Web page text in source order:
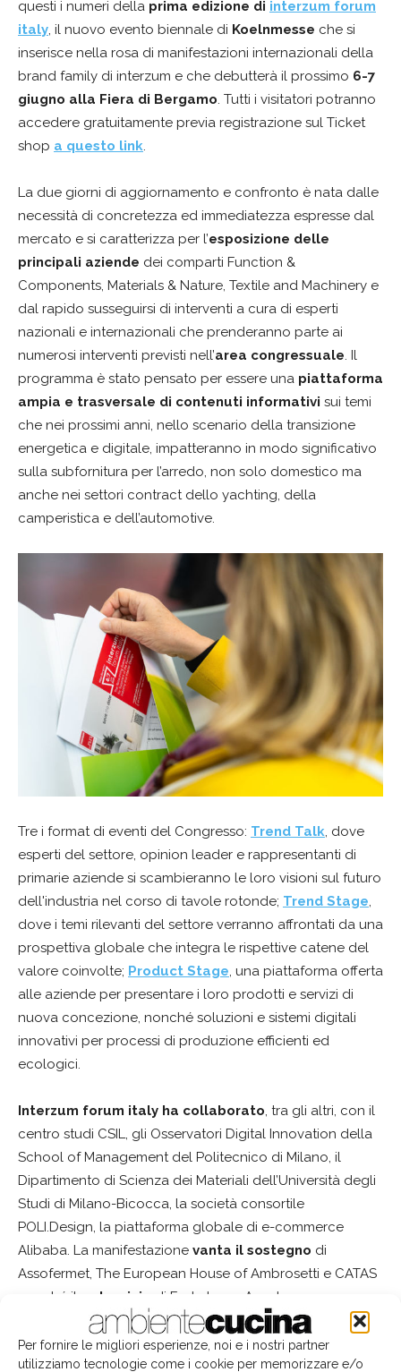
Per fornire le migliori esperienze, noi e i nostri partner
utilizziamo tecnologie come i cookie per memorizzare e/o
questi i numeri della prima edizione di interzum forum
italy, il nuovo evento biennale di Koelnmesse che si
inserisce nella rosa di manifestazioni internazionali della
brand family di interzum e che debutterà il prossimo 6-7
giugno alla Fiera di Bergamo. Tutti i visitatori potranno
accedere gratuitamente previa registrazione sul Ticket
shop a questo link.
La due giorni di aggiornamento e confronto è nata dalle
necessità di concretezza ed immediatezza espresse dal
mercato e si caratterizza per l’esposizione delle
principali aziende dei comparti Function &
Components, Materials & Nature, Textile and Machinery e
dal rapido susseguirsi di interventi a cura di esperti
nazionali e internazionali che prenderanno parte ai
numerosi interventi previsti nell’area congressuale. Il
programma è stato pensato per essere una piattaforma
ampia e trasversale di contenuti informativi sui temi
che nei prossimi anni, nello scenario della transizione
energetica e digitale, impatteranno in modo significativo
sulla subfornitura per l’arredo, non solo domestico ma
anche nei settori contract dello yachting, della
camperistica e dell’automotive.
Tre i format di eventi del Congresso: Trend Talk, dove
esperti del settore, opinion leader e rappresentanti di
primarie aziende si scambieranno le loro visioni sul futuro
dell'industria nel corso di tavole rotonde; Trend Stage,
dove i temi rilevanti del settore verranno affrontati da una
prospettiva globale che integra le rispettive catene del
valore coinvolte; Product Stage, una piattaforma offerta
alle aziende per presentare i loro prodotti e servizi di
nuova concezione, nonché soluzioni e sistemi digitali
innovativi per processi di produzione efficienti ed
ecologici.
Interzum forum italy ha collaborato, tra gli altri, con il
centro studi CSIL, gli Osservatori Digital Innovation della
School of Management del Politecnico di Milano, il
Dipartimento di Scienza dei Materiali dell’Università degli
Studi di Milano-Bicocca, la società consortile
POLI.Design, la piattaforma globale di e-commerce
Alibaba. La manifestazione vanta il sostegno di
Assofermet, The European House of Ambrosetti e CATAS
nonché il
patrocinio
di FederlegnoArredo,
dell’Assessorato allo Sviluppo Economico di Regione
Lombardia, della Camera di Commercio Italo-Germanica
AHK Italien, ASCOM Confcommercio Bergamo, CdO